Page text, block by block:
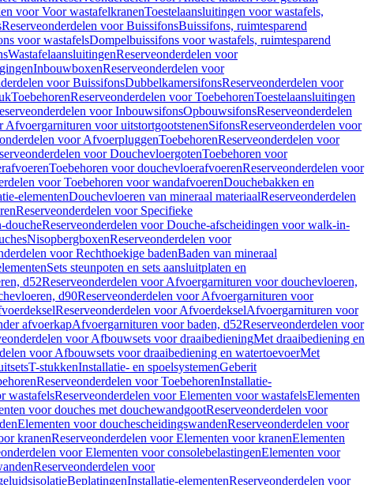
voor Voor wastafelkranenToestelaansluitingen voor wastafels,
Reserveonderdelen voor BuissifonsBuissifons, ruimtesparend
voor wastafelsDompelbuissifons voor wastafels, ruimtesparend
WastafelaansluitingenReserveonderdelen voor
InbouwboxenReserveonderdelen voor
voor BuissifonsDubbelkamersifonsReserveonderdelen voor
ToebehorenReserveonderdelen voor ToebehorenToestelaansluitingen
voor InbouwsifonsOpbouwsifonsReserveonderdelen
Afvoergarnituren voor uitstortgootstenenSifonsReserveonderdelen voor
voor AfvoerpluggenToebehorenReserveonderdelen voor
voor DouchevloergotenToebehoren voor
Toebehoren voor douchevloerafvoerenReserveonderdelen voor
voor Toebehoren voor wandafvoerenDouchebakken en
elementenDouchevloeren van mineraal materiaalReserveonderdelen
Reserveonderdelen voor Specifieke
doucheReserveonderdelen voor Douche-afscheidingen voor walk-in-
NisopbergboxenReserveonderdelen voor
voor Rechthoekige badenBaden van mineraal
Sets steunpoten en sets aansluitplaten en
d52Reserveonderdelen voor Afvoergarnituren voor douchevloeren,
d90Reserveonderdelen voor Afvoergarnituren voor
Reserveonderdelen voor AfvoerdekselAfvoergarnituren voor
afvoerkapAfvoergarnituren voor baden, d52Reserveonderdelen voor
voor Afbouwsets voor draaibedieningMet draaibediening en
voor Afbouwsets voor draaibediening en watertoevoerMet
T-stukkenInstallatie- en spoelsystemenGeberit
Reserveonderdelen voor ToebehorenInstallatie-
wastafelsReserveonderdelen voor Elementen voor wastafelsElementen
voor douches met douchewandgootReserveonderdelen voor
Elementen voor douchescheidingswandenReserveonderdelen voor
kranenReserveonderdelen voor Elementen voor kranenElementen
voor Elementen voor consolebelastingenElementen voor
Reserveonderdelen voor
BeplatingenInstallatie-elementenReserveonderdelen voor